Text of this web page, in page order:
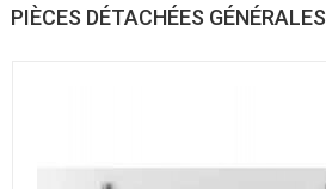
PIÈCES DÉTACHÉES GÉNÉRALES